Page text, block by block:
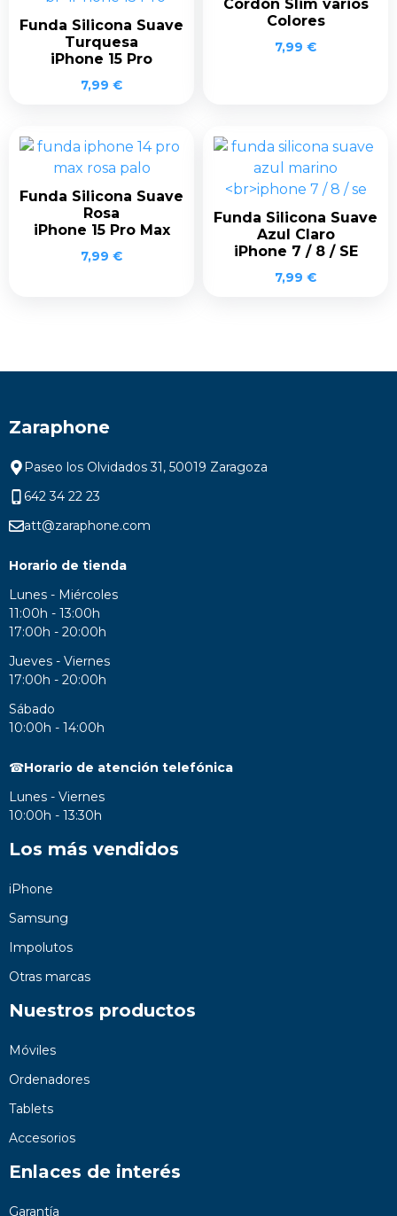
Funda Silicona Suave
Turquesa
iPhone 15 Pro
7,99 €
Cordón Slim varios
Colores
7,99 €
Funda Silicona Suave
Rosa
iPhone 15 Pro Max
7,99 €
Funda Silicona Suave
Azul Claro
iPhone 7 / 8 / SE
7,99 €
Zaraphone
Paseo los Olvidados 31, 50019 Zaragoza
642 34 22 23
att@zaraphone.com
Horario de tienda
Lunes - Miércoles
11:00h - 13:00h
17:00h - 20:00h
Jueves - Viernes
17:00h - 20:00h
Sábado
10:00h - 14:00h
☎Horario de atención telefónica
Lunes - Viernes
10:00h - 13:30h
Los más vendidos
iPhone
Samsung
Impolutos
Otras marcas
Nuestros productos
Móviles
Ordenadores
Tablets
Accesorios
Enlaces de interés
Garantía